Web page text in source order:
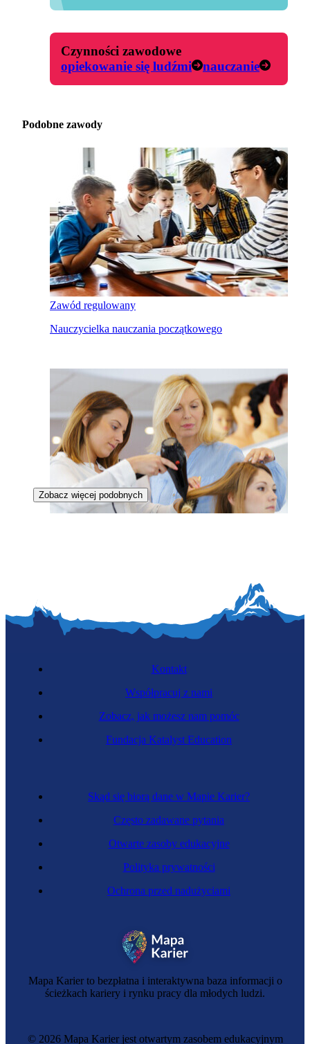
Czynności zawodowe
opiekowanie się ludźmi
nauczanie
Podobne zawody
Zawód regulowany
Nauczycielka nauczania początkowego
Zawód regulowany
Nauczycielka
Zobacz więcej podobnych
Mapa Karier to bezpłatna i interaktywna baza informacji o
ścieżkach kariery i rynku pracy dla młodych ludzi.
Skąd się biorą dane w Mapie Karier?
Często zadawane pytania
Otwarte zasoby edukacyjne
Polityka prywatności
Ochrona przed nadużyciami
Kontakt
Współpracuj z nami
Zobacz, jak możesz nam pomóc
Fundacja Katalyst Education
© 2026 Mapa Karier jest otwartym zasobem edukacyjnym